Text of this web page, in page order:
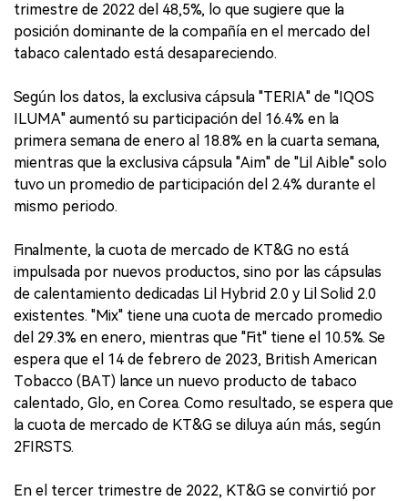
trimestre de 2022 del 48,5%, lo que sugiere que la
posición dominante de la compañía en el mercado del
tabaco calentado está desapareciendo.
Según los datos, la exclusiva cápsula "TERIA" de "IQOS
ILUMA" aumentó su participación del 16.4% en la
primera semana de enero al 18.8% en la cuarta semana,
mientras que la exclusiva cápsula "Aim" de "Lil Aible" solo
tuvo un promedio de participación del 2.4% durante el
mismo periodo.
Finalmente, la cuota de mercado de KT&G no está
impulsada por nuevos productos, sino por las cápsulas
de calentamiento dedicadas Lil Hybrid 2.0 y Lil Solid 2.0
existentes. "Mix" tiene una cuota de mercado promedio
del 29.3% en enero, mientras que "Fit" tiene el 10.5%. Se
espera que el 14 de febrero de 2023, British American
Tobacco (BAT) lance un nuevo producto de tabaco
calentado, Glo, en Corea. Como resultado, se espera que
la cuota de mercado de KT&G se diluya aún más, según
2FIRSTS.
En el tercer trimestre de 2022, KT&G se convirtió por